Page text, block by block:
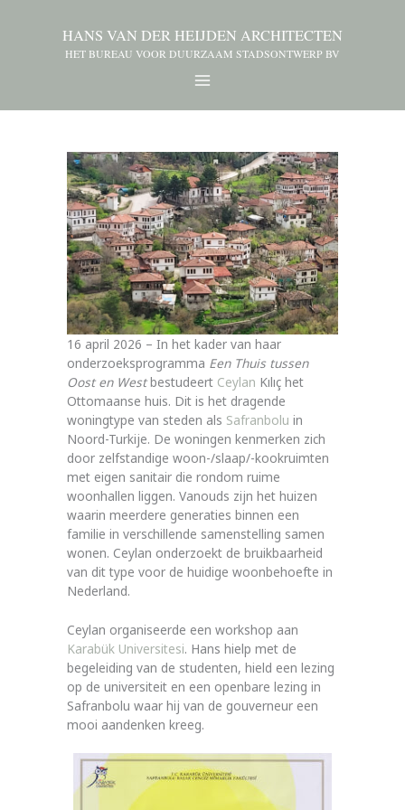
HANS VAN DER HEIJDEN ARCHITECTEN
HET BUREAU VOOR DUURZAAM STADSONTWERP BV
16 april 2026 – In het kader van haar
onderzoeksprogramma Een Thuis tussen
Oost en Westbestudeert Ceylan Kılıç het
Ottomaanse huis. Dit is het dragende
woningtype van steden als Safranbolu in
Noord-Turkije. De woningen kenmerken zich
door zelfstandige woon-/slaap/-kookruimten
met eigen sanitair die rondom ruime
woonhallen liggen. Vanouds zijn het huizen
waarin meerdere generaties binnen een
familie in verschillende samenstelling samen
wonen. Ceylan onderzoekt de bruikbaarheid
van dit type voor de huidige woonbehoefte in
Nederland.
Ceylan organiseerde een workshop aan
Karabük Universitesi. Hans hielp met de
begeleiding van de studenten, hield een lezing
op de universiteit en een openbare lezing in
Safranbolu waar hij van de gouverneur een
mooi aandenken kreeg.